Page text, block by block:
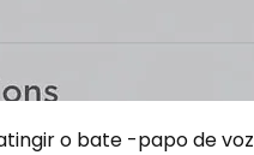
o bate -papo de